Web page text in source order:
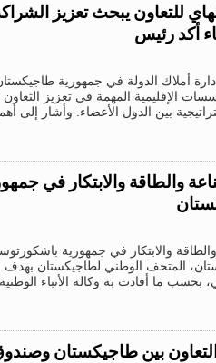
للتعاون يبحث تعزيز
أكد رئيس
أملاك الدولة في جمهورية
الإقليمية المهمة في تعزيز التعاون
بين الدول الأعضاء. وأشار إلى
والطاقة والابتكار في
والابتكار في جمهورية
المتحف الوطني لطاجيكستان بهدف
ما أفادت به وكالة الأنباء الوطنية
بين طاجيكستان وصندوق